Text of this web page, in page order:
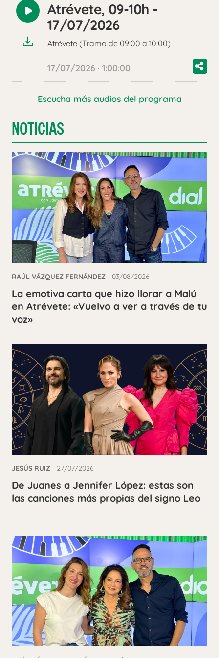
Reproducir
audio
Atrévete, 09-10h -
17/07/2026
Atrévete (Tramo de 09:00 a 10:00)
17/07/2026 · 1:00:00
Escucha más audios del programa
NOTICIAS
RAÚL VÁZQUEZ FERNÁNDEZ 03/08/2026
La emotiva carta que hizo llorar a Malú
en Atrévete: «Vuelvo a ver a través de tu
voz»
JESÚS RUIZ 27/07/2026
De Juanes a Jennifer López: estas son
las canciones más propias del signo Leo